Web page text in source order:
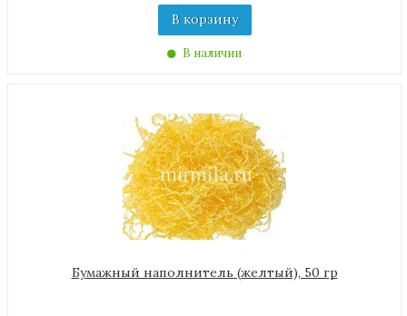
В корзину
В наличии
Бумажный наполнитель (желтый), 50 гр